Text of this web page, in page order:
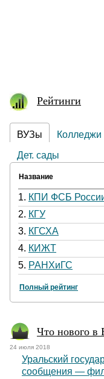
Рейтинги
ВУЗы Колледжи
Дет. сады
Название
1. КПИ ФСБ
2. КГУ
3. КГСХА
4. КИЖТ
5. РАНХиГС
Полный рейтинг
Что нового в
24 июля 2018
Уральский
сообщения —